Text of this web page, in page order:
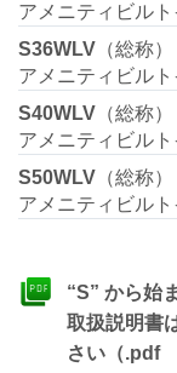
アメニティビル
S36WLV （総称）
アメニティビル
S40WLV （総称）
アメニティビル
S50WLV （総称）
アメニティビル
“S” から始
取扱説明書
さい（.pdf